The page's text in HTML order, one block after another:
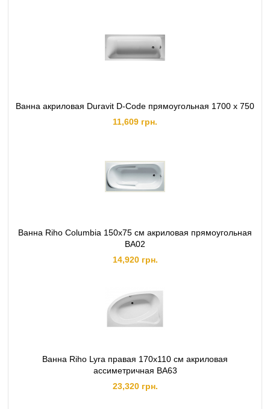
Ванна акриловая Duravit D-Code прямоугольная 1700 x 750
11,609 грн.
Ванна Riho Columbia 150x75 см акриловая прямоугольная
BA02
14,920 грн.
Ванна Riho Lyra правая 170x110 см акриловая
ассиметричная BA63
23,320 грн.